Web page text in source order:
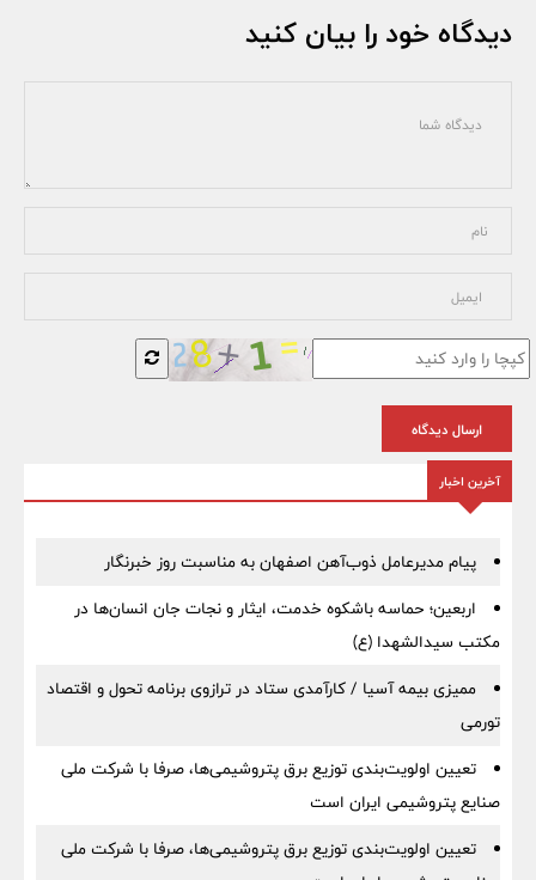
دیدگاه خود را بیان کنید
ارسال دیدگاه
آخرین اخبار
پیام مدیرعامل ذوب‌آهن اصفهان به مناسبت روز خبرنگار
اربعین؛ حماسه باشکوه خدمت، ایثار و نجات جان انسان‌ها در
مکتب سیدالشهدا (ع)
ممیزی بیمه آسیا / کارآمدی ستاد در ترازوی برنامه تحول و اقتصاد
تورمی
تعیین اولویت‌بندی توزیع برق پتروشیمی‌ها، صرفا با شرکت ملی
صنایع پتروشیمی ایران است
تعیین اولویت‌بندی توزیع برق پتروشیمی‌ها، صرفا با شرکت ملی